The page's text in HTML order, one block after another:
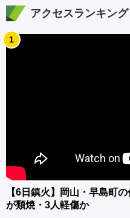
アクセスランキング
1
【6日鎮火】岡山・早島町
が類焼・3人軽傷か